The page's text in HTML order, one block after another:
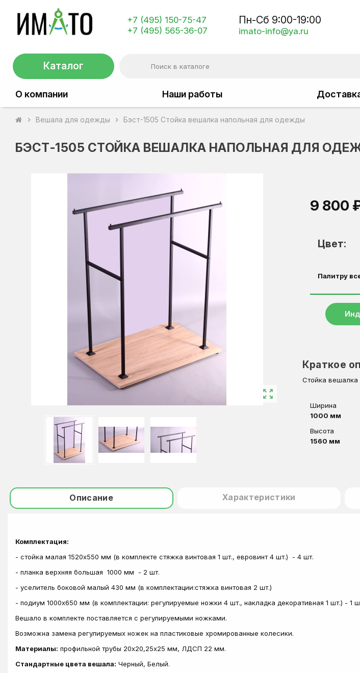
+7 (495) 150-75-47
+7 (495) 565-36-07
Пн-Сб 9:00-19:00
imato-info@ya.ru
Каталог
О компании Наши работы
chevron_right Вешала для одежды chevron_right Бэст-1505 Стойка вешалка напольная для одежды
БЭСТ-1505 СТОЙКА ВЕШАЛКА НАПОЛЬНАЯ ДЛЯ
zoom_out_map
9 800
Цвет:
Палитру
Краткое
Стойка
Ширина
1000 мм
Высота
1560 мм
Описание Характеристики
Комплектация:
- стойка малая 1520х550 мм (в комплекте стяжка винтовая 1 шт., евровинт 4 шт.) - 4 шт.
- планка верхняя большая 1000 мм - 2 шт.
- уселитель боковой малый 430 мм (в комплектации:стяжка винтовая 2 шт.)
- подиум 1000х650 мм (в комплектации: регулируемые ножки 4 шт., накладка декоративная 1 шт.) - 1
Вешало в комплекте поставляется с регулируемыми ножками.
Возможна замена регулируемых ножек на пластиковые хромированные колесики.
Материалы: профильной трубы 20х20,25х25 мм, ЛДСП 22 мм.
Стандартные цвета вешала: Черный, Белый.